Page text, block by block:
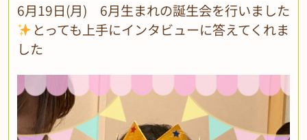
6月19日(月) 6月生まれの誕生会を行いました
とっても上手にインタビューに答えてくれま
した